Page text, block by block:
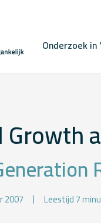
Onderzoek in
Growth
2007 Leestijd 7